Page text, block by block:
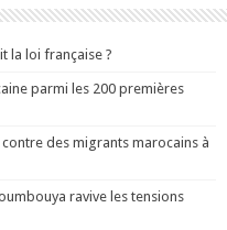
la loi française ?
parmi les 200 premières
contre des migrants marocains à
ravive les tensions